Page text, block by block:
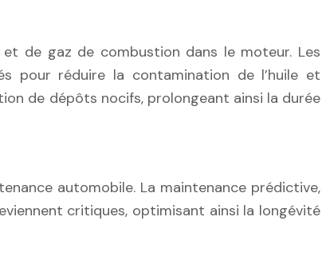
de gaz de combustion dans le moteur. Les
pour réduire la contamination de l’huile et
de dépôts nocifs, prolongeant ainsi la durée
automobile. La maintenance prédictive,
critiques, optimisant ainsi la longévité